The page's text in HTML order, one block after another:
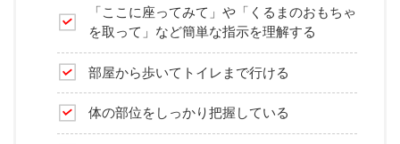
「ここに座ってみて」や「くるまのおもちゃ
を取って」など簡単な指示を理解する
部屋から歩いてトイレまで行ける
体の部位をしっかり把握している